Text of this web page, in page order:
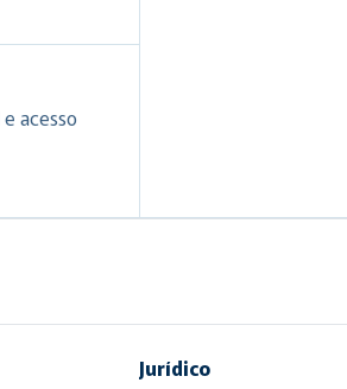
acesso
Jurídico